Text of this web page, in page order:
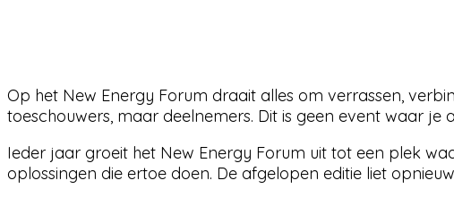
Op het New Energy Forum draait alles om verrassen,
toeschouwers, maar deelnemers. Dit is geen event waar je
Ieder jaar groeit het New Energy Forum uit tot een plek
oplossingen die ertoe doen. De afgelopen editie liet